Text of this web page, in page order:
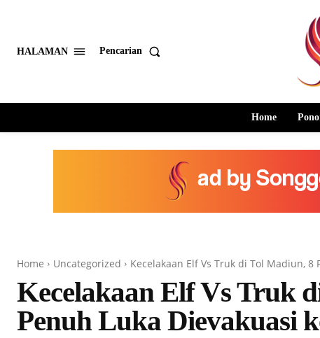
HALAMAN Pencarian
Home
Home Uncategorized Kecelakaan Elf Vs Truk di Tol Madiun,
Kecelakaan Elf Vs Truk
Penuh Luka Dievakuasi